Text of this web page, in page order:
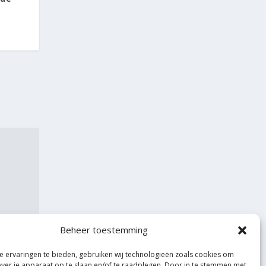
Beheer toestemming
ervaringen te bieden, gebruiken wij technologieën zoals cookies om